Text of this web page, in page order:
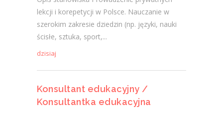
lekcji i korepetycji w Polsce. Nauczanie w
szerokim zakresie dziedzin (np. języki, nauki
ścisłe, sztuka, sport,...
dzisiaj
Konsultant edukacyjny /
Konsultantka edukacyjna